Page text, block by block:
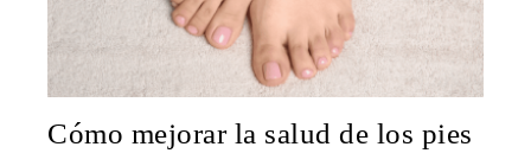
Cómo mejorar la salud de los pies